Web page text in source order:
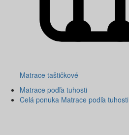
Matrace taštičkové
Matrace podľa tuhosti
Celá ponuka Matrace podľa tuhosti